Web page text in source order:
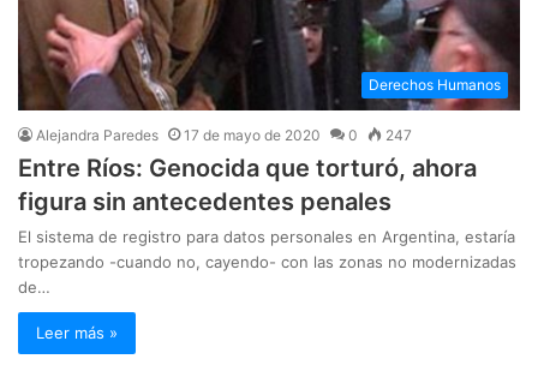
Derechos Humanos
Alejandra Paredes 17 de mayo de 2020 0 247
Entre Ríos: Genocida que torturó, ahora
figura sin antecedentes penales
El sistema de registro para datos personales en Argentina, estaría
tropezando -cuando no, cayendo- con las zonas no modernizadas
de…
Leer más »